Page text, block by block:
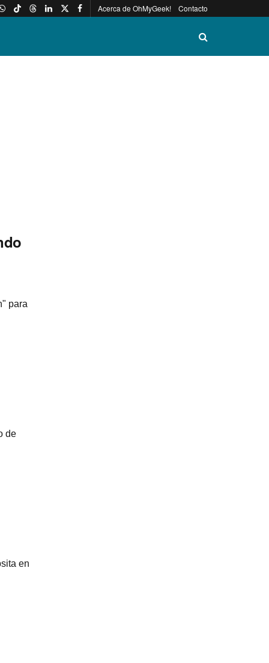
Acerca de OhMyGeek! Contacto
para
de
en